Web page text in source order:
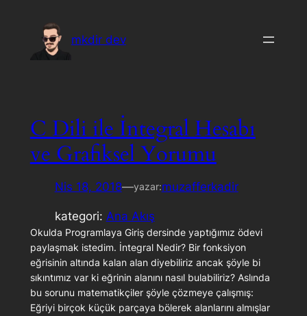
mkdir dev
C Dili ile İntegral Hesabı
ve Grafiksel Yorumu
Nis 18, 2018—yazar:muzafferkadir
kategori: Ana Akış
Okulda Programlaya Giriş dersinde yaptığımız ödevi
paylaşmak istedim. İntegral Nedir? Bir fonksiyon
eğrisinin altında kalan alan diyebiliriz ancak şöyle bi
sıkıntımız var ki eğrinin alanını nasıl bulabiliriz? Aslında
bu sorunu matematikçiler şöyle çözmeye çalışmış:
Eğriyi birçok küçük parçaya bölerek alanlarını almışlar